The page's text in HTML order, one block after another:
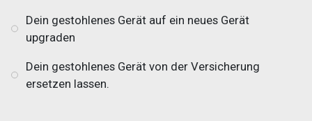
Dein gestohlenes Gerät auf ein neues Gerät
upgraden
Dein gestohlenes Gerät von der Versicherung
ersetzen lassen.